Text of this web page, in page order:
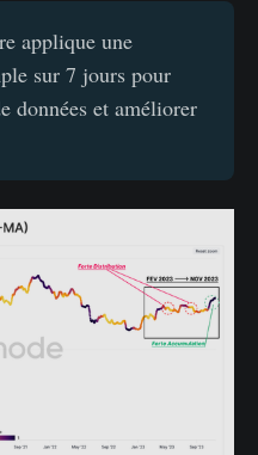
applique une
sur 7 jours pour
données et améliorer